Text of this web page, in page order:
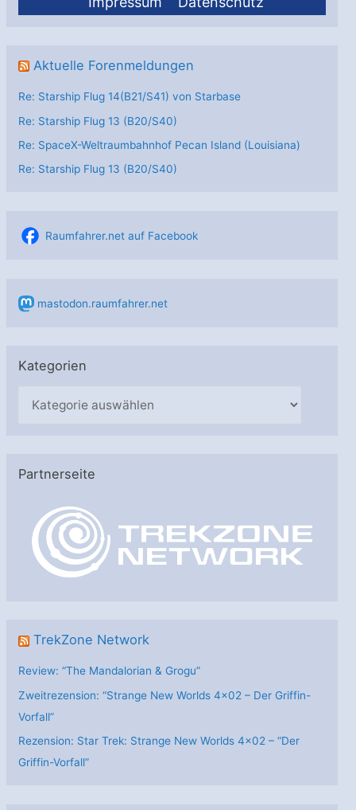
Aktuelle Forenmeldungen
Re: Starship Flug 14(B21/S41) von Starbase
Re: Starship Flug 13 (B20/S40)
Re: SpaceX-Weltraumbahnhof Pecan Island (Louisiana)
Re: Starship Flug 13 (B20/S40)
Raumfahrer.net auf Facebook
mastodon.raumfahrer.net
Kategorien
g
Partnerseite
TrekZone Network
Review: “The Mandalorian & Grogu”
Zweitrezension: “Strange New Worlds 4×02 – Der Griffin-
Vorfall”
Rezension: Star Trek: Strange New Worlds 4×02 – “Der
Griffin-Vorfall”